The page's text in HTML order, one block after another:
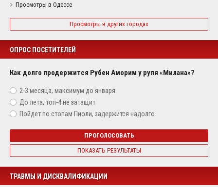
Просмотры в Одессе
Просмотры в других городах
ОПРОС ПОСЕТИТЕЛЕЙ
Как долго продержится Рубен Аморим у руля «Милана»?
2-3 месяца, максимум до января
До лета, топ-4 не затащит
Пойдет по стопам Пиоли, задержится надолго
ПРОГОЛОСОВАТЬ
ПОКАЗАТЬ РЕЗУЛЬТАТЫ
ТРАВМЫ И ДИСКВАЛИФИКАЦИИ